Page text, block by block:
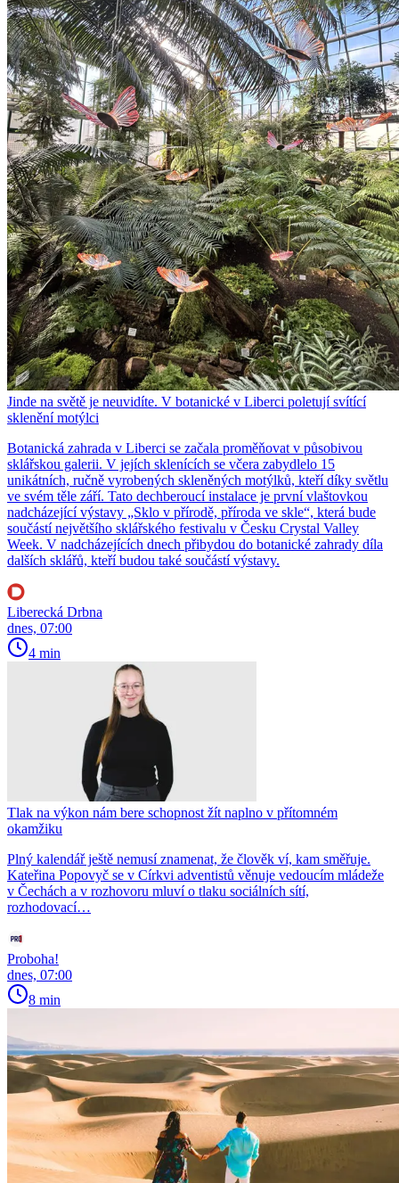
Jinde na světě je neuvidíte. V botanické v Liberci poletují svítící
sklenění motýlci
Botanická zahrada v Liberci se začala proměňovat v působivou
sklářskou galerii. V jejích sklenících se včera zabydlelo 15
unikátních, ručně vyrobených skleněných motýlků, kteří díky světlu
ve svém těle září. Tato dechberoucí instalace je první vlaštovkou
nadcházející výstavy „Sklo v přírodě, příroda ve skle“, která bude
součástí největšího sklářského festivalu v Česku Crystal Valley
Week. V nadcházejících dnech přibydou do botanické zahrady díla
dalších sklářů, kteří budou také součástí výstavy.
Liberecká Drbna
dnes, 07:00
4 min
Tlak na výkon nám bere schopnost žít naplno v přítomném
okamžiku
Plný kalendář ještě nemusí znamenat, že člověk ví, kam směřuje.
Kateřina Popovyč se v Církvi adventistů věnuje vedoucím mládeže
v Čechách a v rozhovoru mluví o tlaku sociálních sítí,
rozhodovací…
Proboha!
dnes, 07:00
8 min